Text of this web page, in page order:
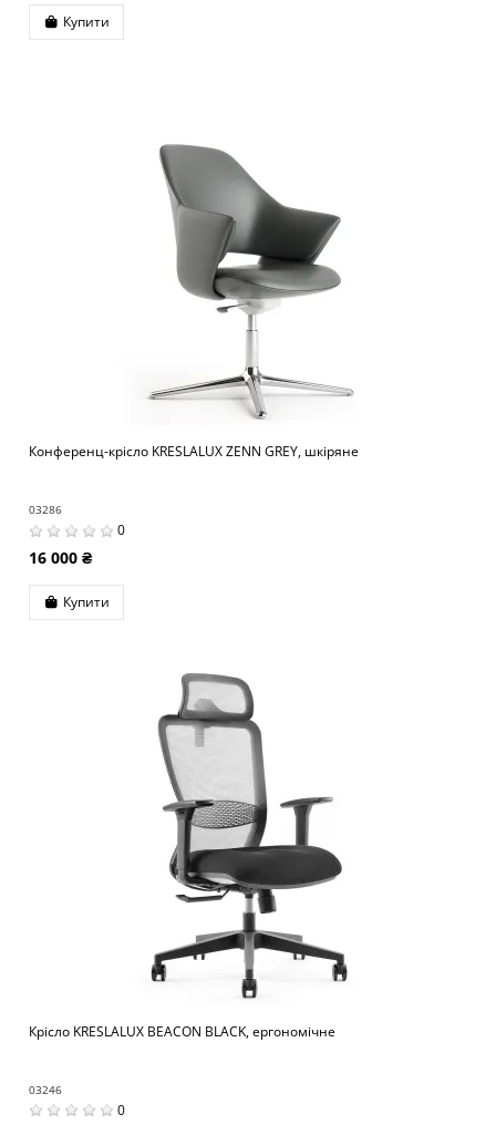
Купити
Конференц-крісло KRESLALUX ZENN GREY, шкіряне
03286
0
16 000 ₴
Купити
Крісло KRESLALUX BEACON BLACK, ергономічне
03246
0